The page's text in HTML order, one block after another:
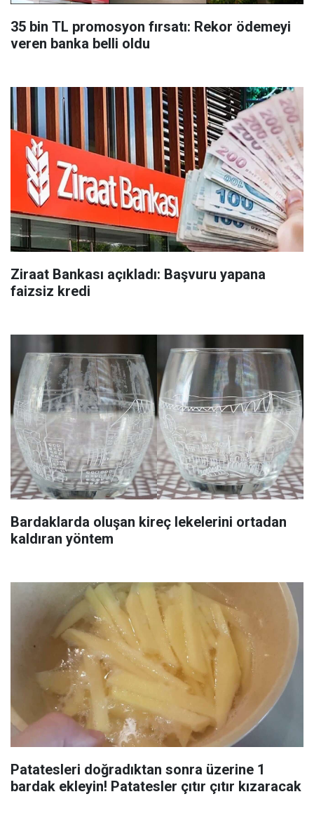
35 bin TL promosyon fırsatı: Rekor ödemeyi
veren banka belli oldu
Ziraat Bankası açıkladı: Başvuru yapana
faizsiz kredi
Bardaklarda oluşan kireç lekelerini ortadan
kaldıran yöntem
Patatesleri doğradıktan sonra üzerine 1
bardak ekleyin! Patatesler çıtır çıtır kızaracak